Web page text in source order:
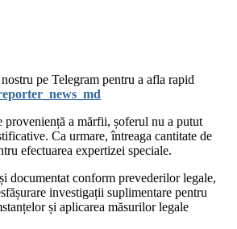
pe Telegram pentru a afla rapid
proveniență a mărfii, șoferul nu a putut
Ca urmare, întreaga cantitate de
efectuarea expertizei speciale.
documentat conform prevederilor legale,
investigații suplimentare pentru
și aplicarea măsurilor legale